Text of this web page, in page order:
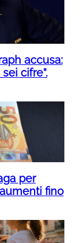
accusa:
cifre”.
per
fino